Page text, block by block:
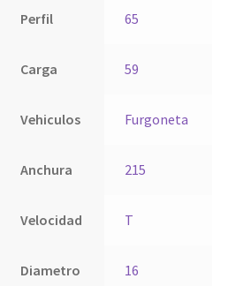
Perfil 65
Carga 59
Vehiculos Furgoneta
Anchura 215
Velocidad T
Diametro 16